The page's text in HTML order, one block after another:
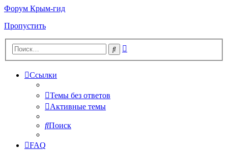
Форум Крым-гид
Пропустить
Поиск
Ссылки
Темы без ответов
Активные темы
Поиск
FAQ